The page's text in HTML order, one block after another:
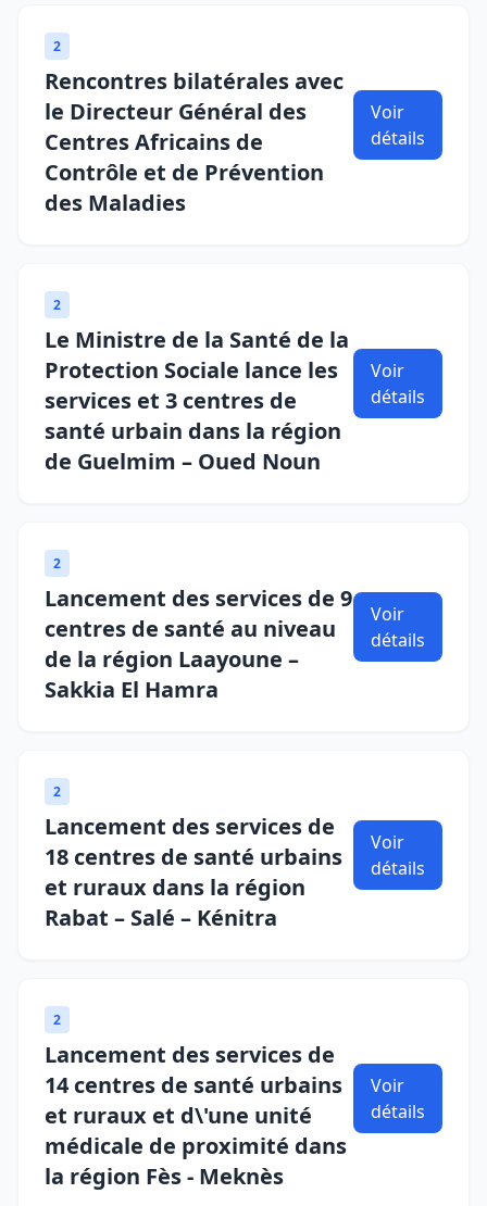
2
Rencontres bilatérales avec
le Directeur Général des
Centres Africains de
Contrôle et de Prévention
des Maladies
Voir
détails
2
Le Ministre de la Santé de la
Protection Sociale lance les
services et 3 centres de
santé urbain dans la région
de Guelmim – Oued Noun
Voir
détails
2
Lancement des services de 9
centres de santé au niveau
de la région Laayoune –
Sakkia El Hamra
Voir
détails
2
Lancement des services de
18 centres de santé urbains
et ruraux dans la région
Rabat – Salé – Kénitra
Voir
détails
2
Lancement des services de
14 centres de santé urbains
et ruraux et d\'une unité
médicale de proximité dans
la région Fès - Meknès
Voir
détails